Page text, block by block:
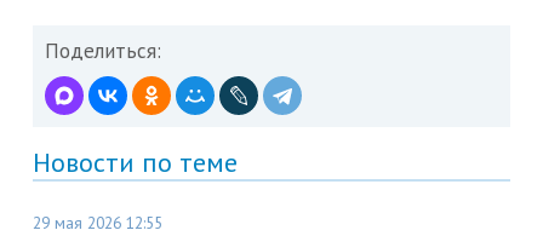
Поделиться:
Новости по теме
29 мая 2026 12:55